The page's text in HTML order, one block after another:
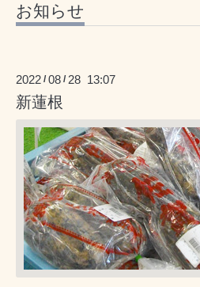
お知らせ
2022 /08 / 28 13:07
新蓮根